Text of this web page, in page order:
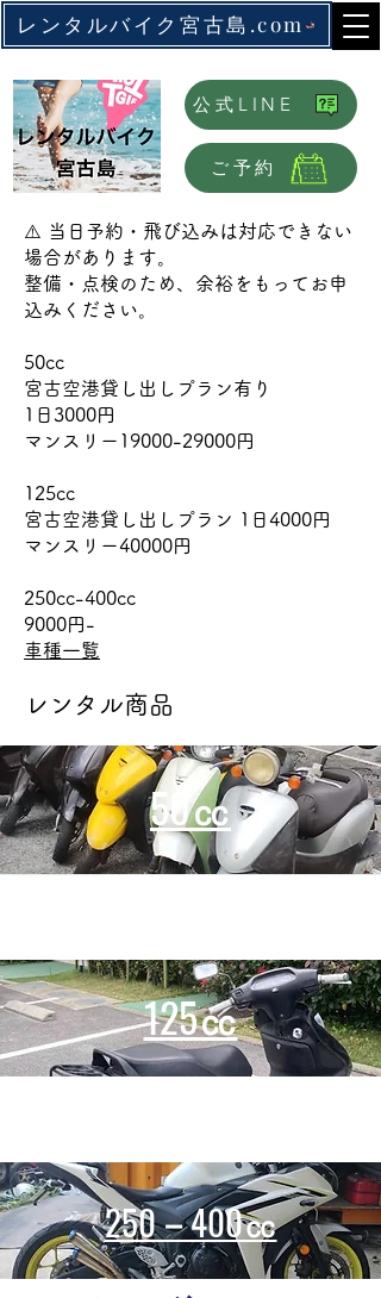
レンタルバイク宮古島.com
公式LINE
ご予約
⚠️ 当日予約・飛び込みは対応できない
場合があります。
整備・点検のため、余裕をもってお申
込みください。
50cc
宮古空港貸し出しプラン有り
1日3000円
マンスリー19000-29000円
125cc
宮古空港貸し出しプラン 1日4000円
マンスリー40000円
250cc-400cc
9000円-
車種一覧
レンタル商品
50㏄
125㏄
250－400㏄